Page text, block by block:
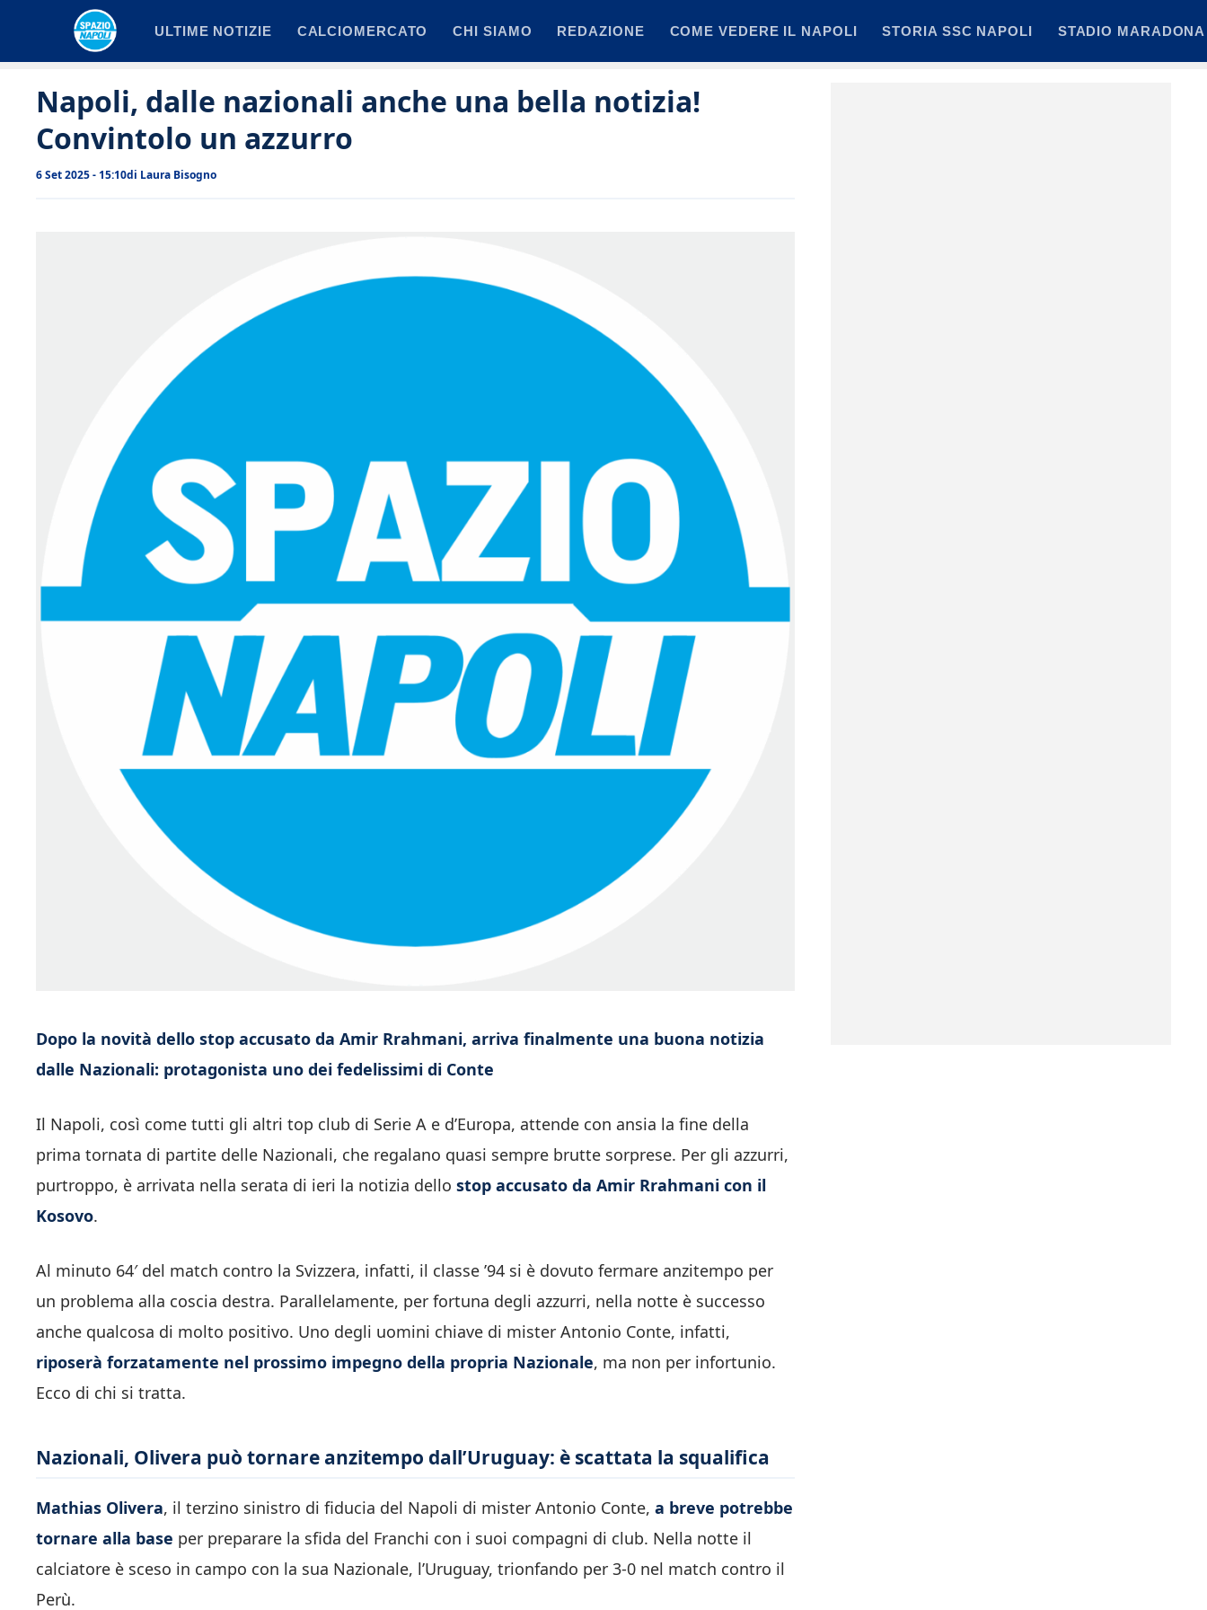
ULTIME NOTIZIE CALCIOMERCATO CHI SIAMO REDAZIONE COME VEDERE IL NAPOLI STORIA SSC NAPOLI STADIO MARADONA
Napoli, dalle nazionali anche una bella notizia!
Convintolo un azzurro
6 Set 2025 - 15:10di Laura Bisogno
Dopo la novità dello stop accusato da Amir Rrahmani, arriva finalmente una buona notizia
dalle Nazionali: protagonista uno dei fedelissimi di Conte
Il Napoli, così come tutti gli altri top club di Serie A e d’Europa, attende con ansia la fine della
prima tornata di partite delle Nazionali, che regalano quasi sempre brutte sorprese. Per gli azzurri,
purtroppo, è arrivata nella serata di ieri la notizia dello stop accusato da Amir Rrahmani con il
Kosovo.
Al minuto 64′ del match contro la Svizzera, infatti, il classe ’94 si è dovuto fermare anzitempo per
un problema alla coscia destra. Parallelamente, per fortuna degli azzurri, nella notte è successo
anche qualcosa di molto positivo. Uno degli uomini chiave di mister Antonio Conte, infatti,
riposerà forzatamente nel prossimo impegno della propria Nazionale, ma non per infortunio.
Ecco di chi si tratta.
Nazionali, Olivera può tornare anzitempo dall’Uruguay: è scattata la squalifica
Mathias Olivera, il terzino sinistro di fiducia del Napoli di mister Antonio Conte, a breve potrebbe
tornare alla base per preparare la sfida del Franchi con i suoi compagni di club. Nella notte il
calciatore è sceso in campo con la sua Nazionale, l’Uruguay, trionfando per 3-0 nel match contro il
Perù.